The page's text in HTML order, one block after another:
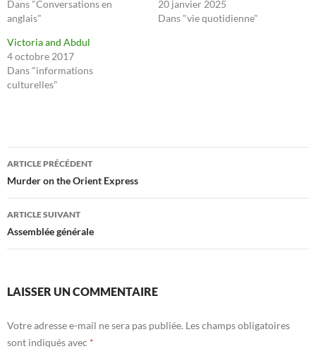
Dans "Conversations en
anglais"
20 janvier 2025
Dans "vie quotidienne"
Victoria and Abdul
4 octobre 2017
Dans "informations
culturelles"
Navigation
des
articles
ARTICLE PRÉCÉDENT
Murder on the Orient Express
ARTICLE SUIVANT
Assemblée générale
LAISSER UN COMMENTAIRE
Votre adresse e-mail ne sera pas publiée. Les champs obligatoires
sont indiqués avec *